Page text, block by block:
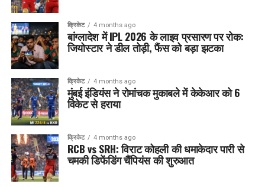
क्रिकेट 4 months ago
बांग्लादेश में IPL 2026 के लाइव प्रसारण पर रोक:
जियोस्टार ने डील तोड़ी, फैंस को बड़ा झटका
क्रिकेट 4 months ago
मुंबई इंडियंस ने रोमांचक मुकाबले में केकेआर को 6
विकेट से हराया
क्रिकेट 4 months ago
RCB vs SRH: विराट कोहली की धमाकेदार पारी से
चमकी डिफेंडिंग चैंपियंस की शुरुआत